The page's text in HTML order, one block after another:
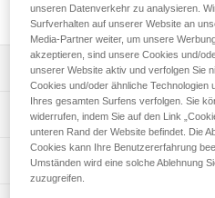
Platzverhältnissen geeignet.
Leistungsverzeichnis
Die verletzte Person kann
transportiert werden
Einfaches Handling:
- In die Trage ist ein
verletzten Person integriert.
Technische Spezifikationen
Material: TPU, Polyamid,
Gewicht: 13100 g
Technische Informationen
unseren Datenverkehr zu analysieren.
Surfverhalten auf unserer Website an
Media-Partner weiter, um unsere
akzeptieren, sind unsere Cookies und/
unserer Website aktiv und verfolgen Sie
Cookies und/oder ähnliche
Ihres gesamten Surfens verfolgen. Sie
widerrufen, indem Sie auf den Link
unteren Rand der Website befindet. Die
Cookies kann Ihre Benutzererfahrung
Umständen wird eine solche Ablehnung
zuzugreifen.